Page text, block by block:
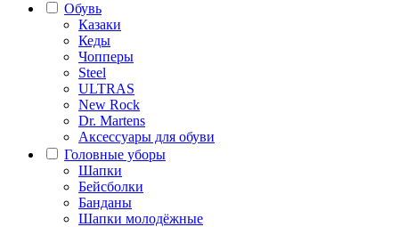
Обувь
Казаки
Кеды
Чопперы
Steel
ULTRAS
New Rock
Dr. Martens
Аксессуары для обуви
Головные уборы
Шапки
Бейсболки
Банданы
Шапки молодёжные